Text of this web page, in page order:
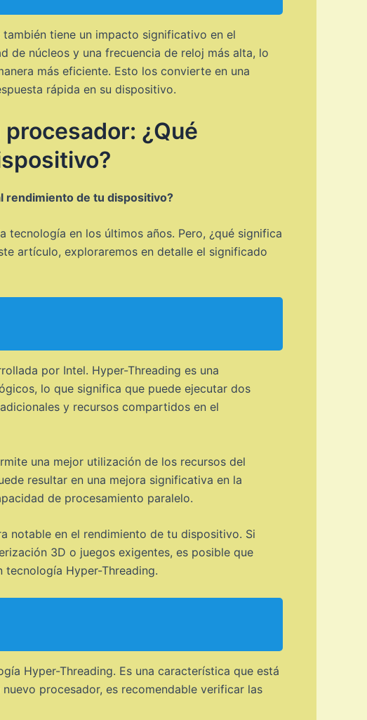
tiene un impacto significativo en el
de núcleos y una frecuencia de reloj más alta, lo
más eficiente. Esto los convierte en una
rápida en su dispositivo.
¿Qué
rendimiento de tu dispositivo?
en los últimos años. Pero, ¿qué significa
artículo, exploraremos en detalle el significado
por Intel. Hyper-Threading es una
lo que significa que puede ejecutar dos
y recursos compartidos en el
una mejor utilización de los recursos del
resultar en una mejora significativa en la
de procesamiento paralelo.
notable en el rendimiento de tu dispositivo. Si
3D o juegos exigentes, es posible que
Hyper-Threading.
Hyper-Threading. Es una característica que está
procesador, es recomendable verificar las